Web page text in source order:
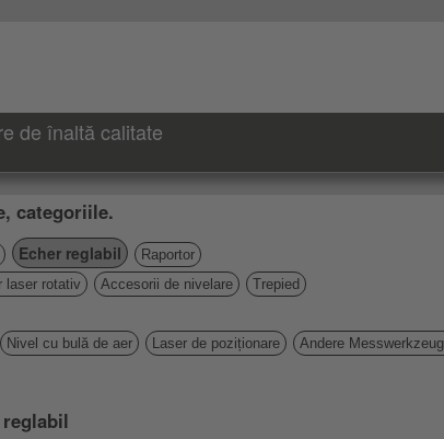
de înaltă calitate
categoriile.
Echer reglabil
Raportor
laser rotativ Accesorii de nivelare
Trepied
Nivel cu bulă de aer Laser de poziționare
Andere